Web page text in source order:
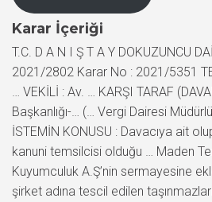
Karar İçeriği
T.C. D A N I Ş T A Y DOKUZUNCU
2021/2802 Karar No : 2021/5351
… VEKİLİ : Av. … KARŞI TARAF
Başkanlığı-… (… Vergi Dairesi
İSTEMİN KONUSU : Davacıya ait
kanuni temsilcisi olduğu … Maden
Kuyumculuk A.Ş’nin sermayesine
şirket adına tescil edilen